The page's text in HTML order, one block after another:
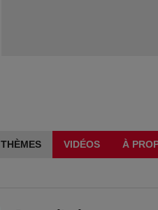
THÈMES VIDÉOS À